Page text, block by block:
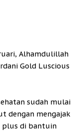
Alhamdulillah
Gold Luscious
sudah mulai
dengan mengajak
plus di bantuin